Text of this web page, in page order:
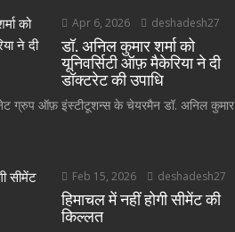
Apr 6, 2026 deshadesh27
डॉ. अनिल कुमार शर्मा को
यूनिवर्सिटी ऑफ़ मैकेरिया ने दी
डॉक्टरेट की उपाधि
ग्रुप ऑफ़ इंस्टीटूशन्स के चेयरमैन डॉ. अनिल कुमार
Feb 15, 2026 deshadesh27
हिमाचल में नहीं होगी सीमेंट की
किल्लत